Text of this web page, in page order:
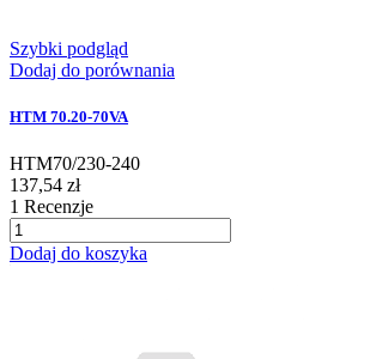
Szybki podgląd
Dodaj do porównania
HTM 70.20-70VA
HTM70/230-240
137,54 zł
1 Recenzje
Dodaj do koszyka